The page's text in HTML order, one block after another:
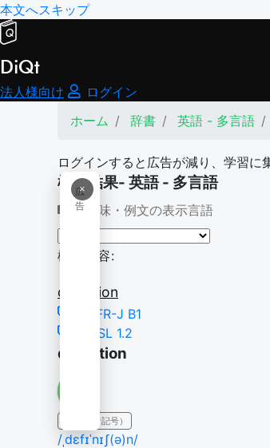
本文へスキップ
DiQt
法人様向け
ログイン
ホーム
辞書 英語 - 多言語
ログインすると広告が減り、学習に
×
広
告
検索結果- 英語 - 多言語
意味・例文の表示言語
検索内容:
definition
CEFR-J B1
NGSL 1.2
definition
IPA（発音記号）
/ˌdɛfɪˈnɪʃ(ə)n/